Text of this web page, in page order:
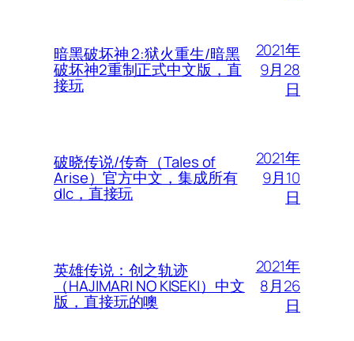
暗黑破坏神 2:狱火重生/暗黑
破坏神2重制正式中文版，直
接玩
2021年
9月28
日
破晓传说/传奇（Tales of
Arise）官方中文，集成所有
dlc，直接玩
2021年
9月10
日
英雄传说：创之轨迹
（HAJIMARI NO KISEKI）中文
版，直接玩的噢
2021年
8月26
日